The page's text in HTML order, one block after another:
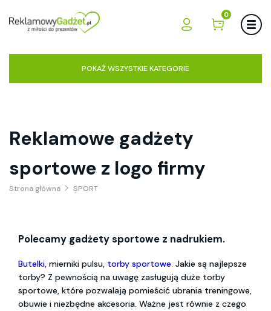
0
POKAŻ WSZYSTKIE KATEGORIE
Reklamowe gadżety
sportowe z logo firmy
Strona główna SPORT
Polecamy gadżety sportowe z nadrukiem.
Butelki, mierniki pulsu, torby sportowe. Jakie są najlepsze
torby? Z pewnością na uwagę zasługują duże torby
sportowe, które pozwalają pomieścić ubrania treningowe,
obuwie i niezbędne akcesoria. Ważne jest równie z czego